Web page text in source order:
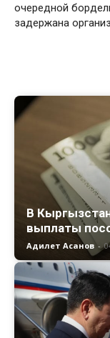
очередной
задержана
В
выплаты
Адилет Асанов -